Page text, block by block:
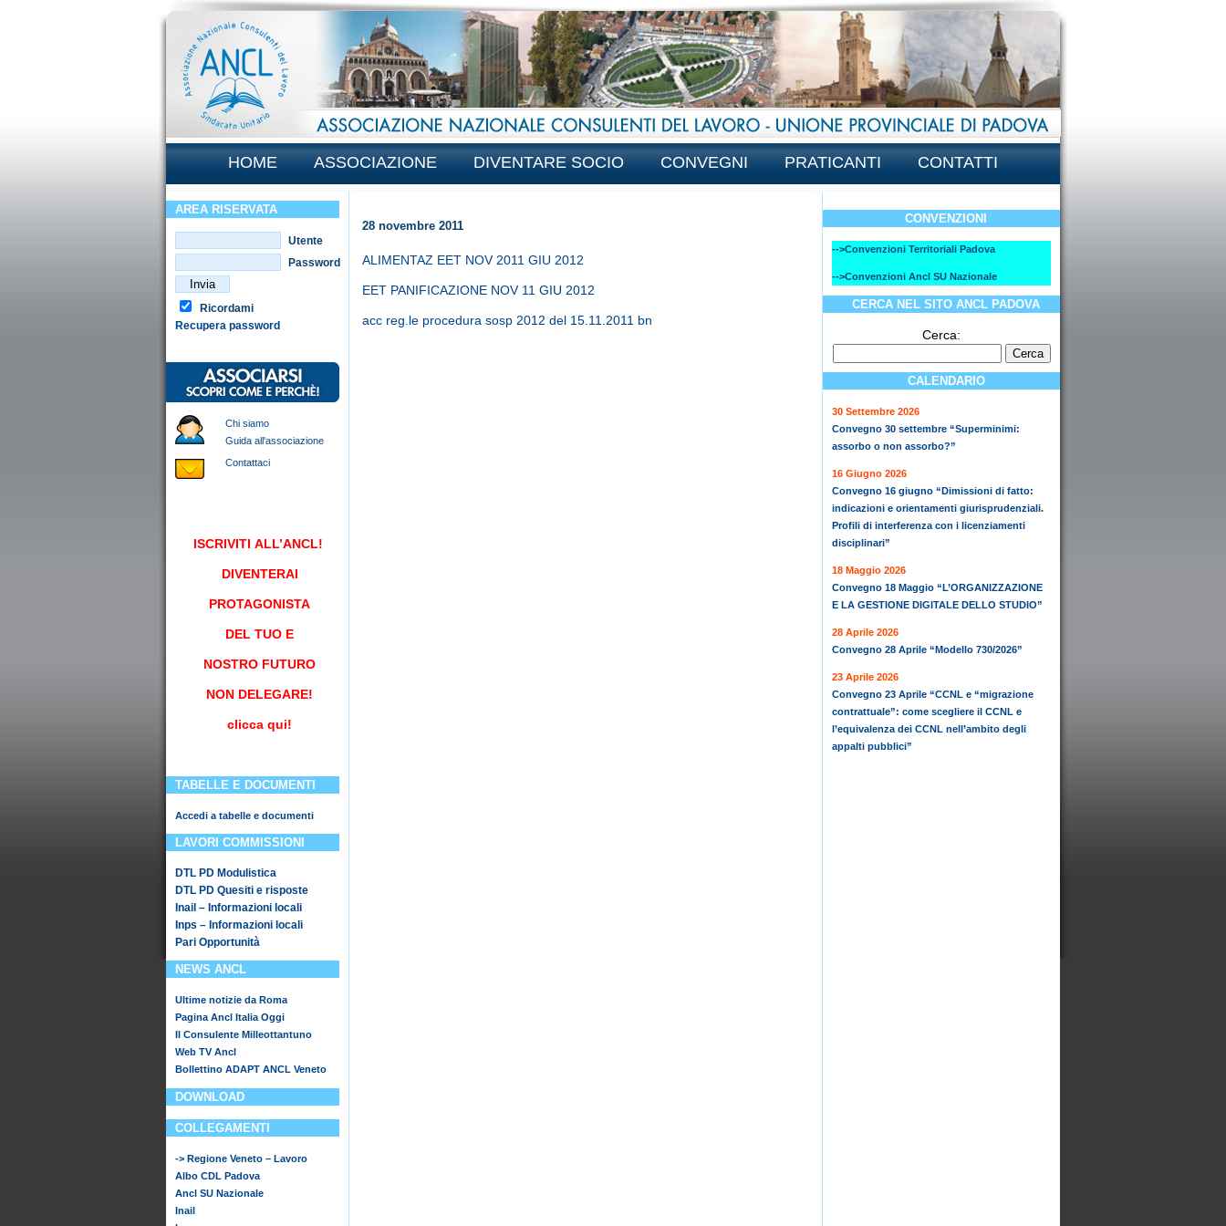
HOME ASSOCIAZIONE DIVENTARE SOCIO CONVEGNI PRATICANTI CONTATTI
AREA RISERVATA
Utente
Password
Ricordami
Recupera password
Chi siamo
Guida all'associazione
Contattaci
ISCRIVITI ALL’ANCL!
DIVENTERAI
PROTAGONISTA
DEL TUO E
NOSTRO FUTURO
NON DELEGARE!
clicca qui!
TABELLE E DOCUMENTI
Accedi a tabelle e documenti
LAVORI COMMISSIONI
DTL PD Modulistica
DTL PD Quesiti e risposte
Inail – Informazioni locali
Inps – Informazioni locali
Pari Opportunità
NEWS ANCL
Ultime notizie da Roma
Pagina Ancl Italia Oggi
Il Consulente Milleottantuno
Web TV Ancl
Bollettino ADAPT ANCL Veneto
DOWNLOAD
COLLEGAMENTI
-> Regione Veneto – Lavoro
Albo CDL Padova
Ancl SU Nazionale
Inail
28 novembre 2011
ALIMENTAZ EET NOV 2011 GIU 2012
EET PANIFICAZIONE NOV 11 GIU 2012
acc reg.le procedura sosp 2012 del 15.11.2011 bn
CONVENZIONI
-->Convenzioni Territoriali Padova
-->Convenzioni Ancl SU Nazionale
CERCA NEL SITO ANCL PADOVA
Cerca:
CALENDARIO
30 Settembre 2026
Convegno 30 settembre “Superminimi:
assorbo o non assorbo?”
16 Giugno 2026
Convegno 16 giugno “Dimissioni di fatto:
indicazioni e orientamenti giurisprudenziali.
Profili di interferenza con i licenziamenti
disciplinari”
18 Maggio 2026
Convegno 18 Maggio “L’ORGANIZZAZIONE
E LA GESTIONE DIGITALE DELLO STUDIO”
28 Aprile 2026
Convegno 28 Aprile “Modello 730/2026”
23 Aprile 2026
Convegno 23 Aprile “CCNL e “migrazione
contrattuale”: come scegliere il CCNL e
l’equivalenza dei CCNL nell’ambito degli
appalti pubblici”